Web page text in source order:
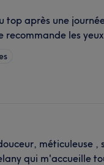
top après une
recommande les
méticuleuse ,
qui m'accueille